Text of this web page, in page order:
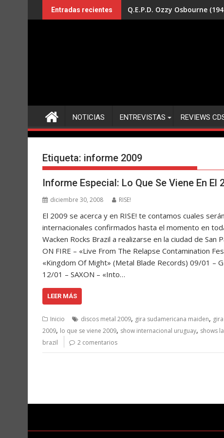
al
Entradas recientes Q.E.P.D. Ozzy Osbourne
NOTICIAS ENTREVISTAS REVIEWS
Etiqueta: informe 2009
Informe Especial: Lo Que Se Viene En El
diciembre 30, 2008 RISE!
El 2009 se acerca y en RISE! te contamos cuales
internacionales confirmados hasta el momento en
Wacken Rocks Brazil a realizarse en la ciudad de San
ON FIRE – «Live From The Relapse Contamination
«Kingdom Of Might» (Metal Blade Records) 09/01 –
12/01 – SAXON – «Into…
LEER MÁS
Inicio discos metal 2009, gira sudamericana maiden,
2009, lo que se viene 2009, show internacional uruguay, shows
brazil
2 comentarios